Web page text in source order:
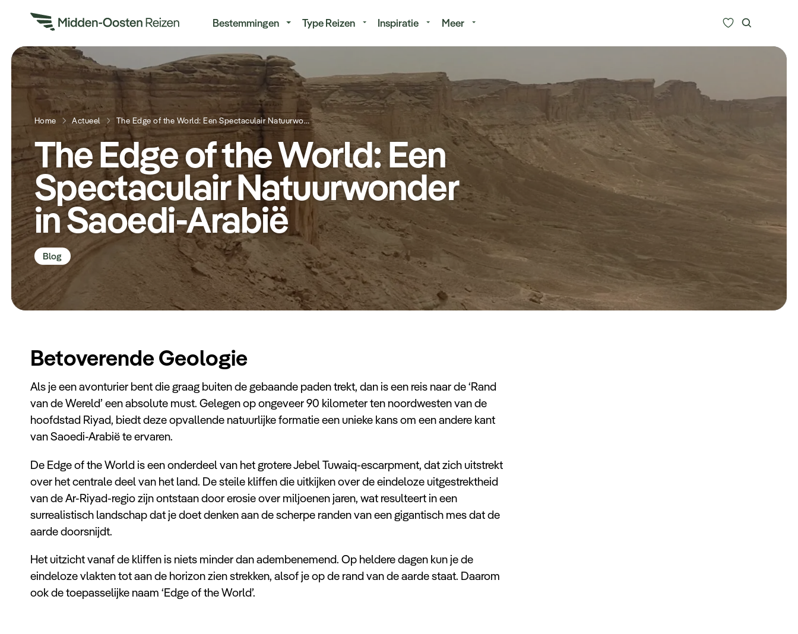
Bestemmingen Type Reizen Inspiratie Meer
Alle bestemmingen
Type Reizen
Inspiratie
Home Actueel The Edge of the World: Een Spectaculair Natuurwonder in Saoedi-Arabië
The Edge of the World: Een
Spectaculair Natuurwonder
in Saoedi-Arabië
Blog
Betoverende Geologie
Als je een avonturier bent die graag buiten de gebaande paden trekt, dan is een reis naar de ‘Rand
van de Wereld’ een absolute must. Gelegen op ongeveer 90 kilometer ten noordwesten van de
hoofdstad Riyad, biedt deze opvallende natuurlijke formatie een unieke kans om een andere kant
van Saoedi-Arabië te ervaren.
De Edge of the World is een onderdeel van het grotere Jebel Tuwaiq-escarpment, dat zich uitstrekt
over het centrale deel van het land. De steile kliffen die uitkijken over de eindeloze uitgestrektheid
van de Ar-Riyad-regio zijn ontstaan door erosie over miljoenen jaren, wat resulteert in een
surrealistisch landschap dat je doet denken aan de scherpe randen van een gigantisch mes dat de
aarde doorsnijdt.
Het uitzicht vanaf de kliffen is niets minder dan adembenemend. Op heldere dagen kun je de
eindeloze vlakten tot aan de horizon zien strekken, alsof je op de rand van de aarde staat. Daarom
ook de toepasselijke naam ‘Edge of the World’.